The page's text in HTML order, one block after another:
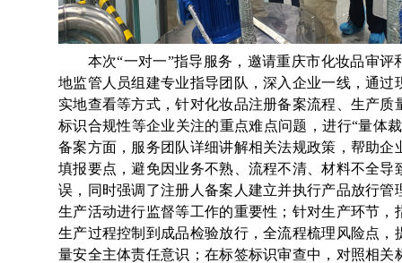
本次“一对一”指导服务，邀请重庆市化妆品审评
地监管人员组建专业指导团队，深入企业一线，通过
实地查看等方式，针对化妆品注册备案流程、生产质
标识合规性等企业关注的重点难点问题，进行“量体
备案方面，服务团队详细讲解相关法规政策，帮助企
填报要点，避免因业务不熟、流程不清、材料不全导
误，同时强调了注册人备案人建立并执行产品放行管
生产活动进行监督等工作的重要性；针对生产环节，
生产过程控制到成品检验放行，全流程梳理风险点，
量安全主体责任意识；在标签标识审查中，对照相关